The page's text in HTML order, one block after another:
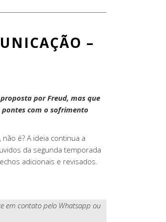
–
por Freud, mas que
com o sofrimento
é? A ideia continua a
da segunda temporada
adicionais e revisados.
em contato pelo Whatsapp ou